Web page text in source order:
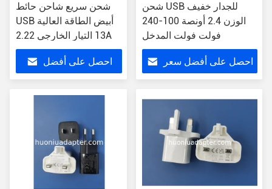
شحن سريع شاحن حائط
USB أبيض الطاقة العالية
13 التيار الخارجي 2.22A
احصل على أفضل
شحن USB للجدار خفيف
الوزن 2.4 أونصة 100-240
فولت فولت المدخل
احصل على أفضل سعر